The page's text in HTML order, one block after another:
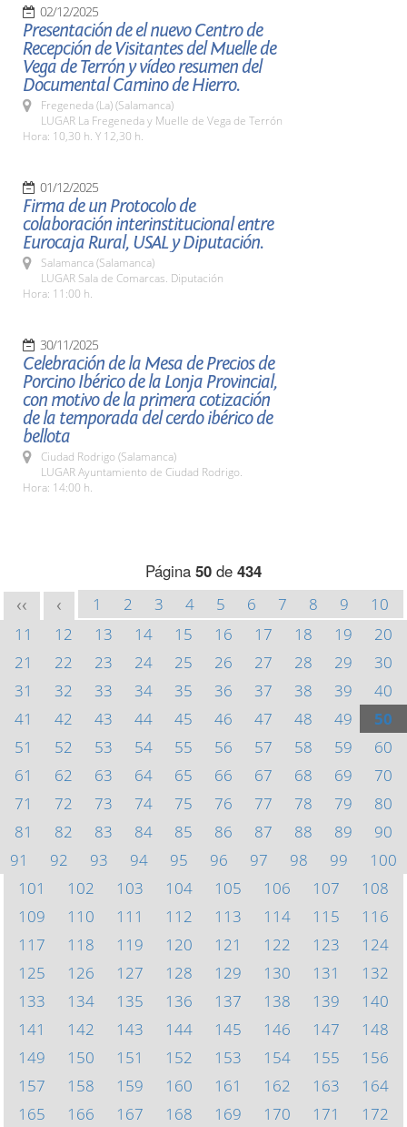
02/12/2025
Presentación de el nuevo Centro de
Recepción de Visitantes del Muelle de
Vega de Terrón y vídeo resumen del
Documental Camino de Hierro.
Fregeneda (La) (Salamanca)
LUGAR La Fregeneda y Muelle de Vega de Terrón
Hora: 10,30 h. Y 12,30 h.
01/12/2025
Firma de un Protocolo de
colaboración interinstitucional entre
Eurocaja Rural, USAL y Diputación.
Salamanca (Salamanca)
LUGAR Sala de Comarcas. Diputación
Hora: 11:00 h.
30/11/2025
Celebración de la Mesa de Precios de
Porcino Ibérico de la Lonja Provincial,
con motivo de la primera cotización
de la temporada del cerdo ibérico de
bellota
Ciudad Rodrigo (Salamanca)
LUGAR Ayuntamiento de Ciudad Rodrigo.
Hora: 14:00 h.
Página 50 de 434
<< < 1 2 3 4 5 6 7 8 9
10
11
12 13 14 15 16 17 18 19
20
21
22 23 24 25 26 27 28 29
30
31
32 33 34 35 36 37 38 39
40
41
42 43 44 45 46 47 48 49
50
51
52 53 54 55 56 57 58 59
60
61
62 63 64 65 66 67 68 69
70
71
72 73 74 75 76 77 78 79
80
81
82 83 84 85 86 87 88 89
90
91
92 93 94 95 96 97 98 99
100
101
102 103 104 105 106 107
108
109
110 111 112 113 114 115
116
117
118 119 120 121 122 123
124
125
126 127 128 129 130 131
132
133
134 135 136 137 138 139
140
141
142 143 144 145 146 147
148
149
150 151 152 153 154 155
156
157
158 159 160 161 162 163
164
165
166 167 168 169 170 171
172